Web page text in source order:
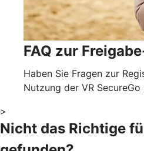
FAQ zur
Haben Sie Fragen zur
Nutzung der VR SecureGo
>
Nicht das Richtige